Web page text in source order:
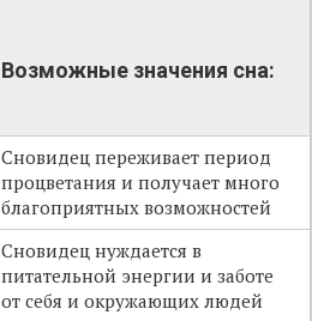
Возможные значения сна:
Сновидец переживает период
процветания и получает много
благоприятных возможностей
Сновидец нуждается в
питательной энергии и заботе
от себя и окружающих людей